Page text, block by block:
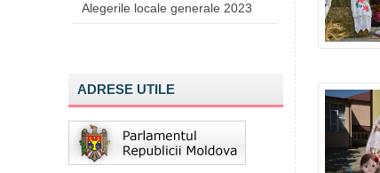
Alegerile locale generale 2023
ADRESE UTILE